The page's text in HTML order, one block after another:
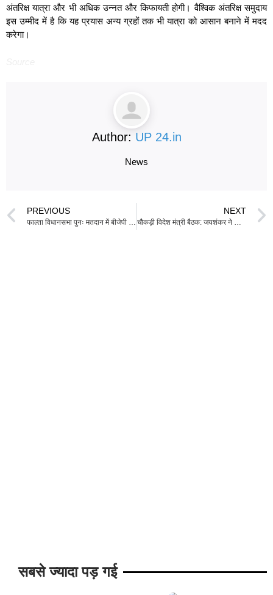
अंतरिक्ष यात्रा और भी अधिक उन्नत और किफायती होगी। वैश्विक अंतरिक्ष समुदाय
इस उम्मीद में है कि यह प्रयास अन्य ग्रहों तक भी यात्रा को आसान बनाने में मदद
करेगा।
Author: UP 24.in
News
PREVIOUS
फाल्ता विधानसभा पुनः मतदान में बीजेपी ने 1 लाख से अधिक मतों से जीत दर्ज की
NEXT
चौकड़ी विदेश मंत्री बैठक: जयशंकर ने कहा – इंडो-पैसिफिक को वैश्विक विकास का मुख्य चालक बने रहना चाहिए
सबसे ज्यादा पड़ गई